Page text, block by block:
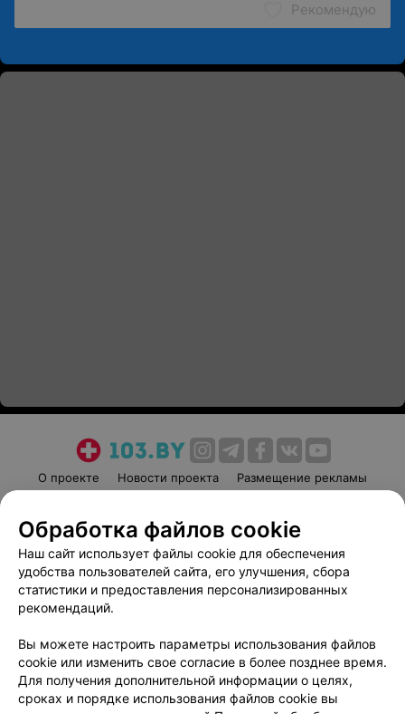
Рекомендую
О проекте Новости проекта
Размещение рекламы
Пользовательское соглашение
Способы оплаты
Вакансии
Партнеры
Написать руководителю 103.by
Обработка персональных данных
Обработка файлов cookie
Наш сайт использует файлы cookie для обеспечения
удобства пользователей сайта, его улучшения, сбора
статистики и предоставления персонализированных
рекомендаций.
Вы можете настроить параметры использования файлов
cookie или изменить свое согласие в более позднее время.
Для получения дополнительной информации о целях,
сроках и порядке использования файлов cookie вы